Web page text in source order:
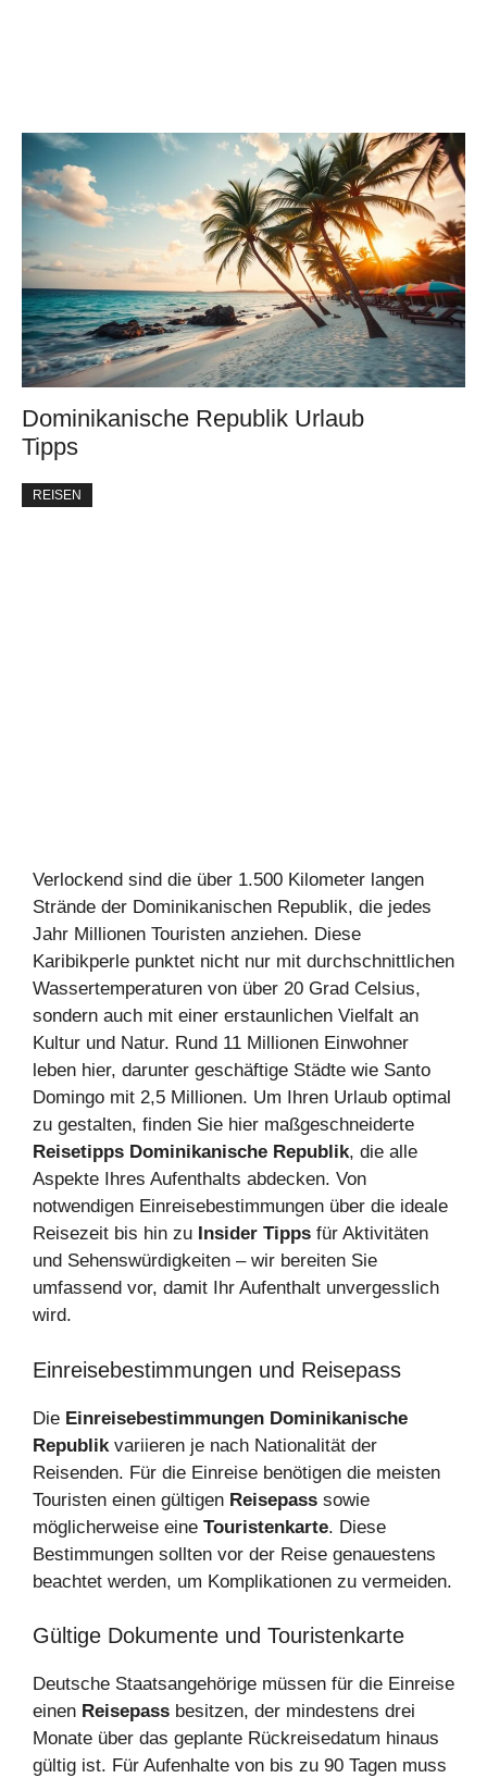
Dominikanische Republik Urlaub
Tipps
REISEN
Verlockend sind die über 1.500 Kilometer langen
Strände der Dominikanischen Republik, die jedes
Jahr Millionen Touristen anziehen. Diese
Karibikperle punktet nicht nur mit durchschnittlichen
Wassertemperaturen von über 20 Grad Celsius,
sondern auch mit einer erstaunlichen Vielfalt an
Kultur und Natur. Rund 11 Millionen Einwohner
leben hier, darunter geschäftige Städte wie Santo
Domingo mit 2,5 Millionen. Um Ihren Urlaub optimal
zu gestalten, finden Sie hier maßgeschneiderte
Reisetipps Dominikanische Republik, die alle
Aspekte Ihres Aufenthalts abdecken. Von
notwendigen Einreisebestimmungen über die ideale
Reisezeit bis hin zu Insider Tipps für Aktivitäten
und Sehenswürdigkeiten – wir bereiten Sie
umfassend vor, damit Ihr Aufenthalt unvergesslich
wird.
Einreisebestimmungen und Reisepass
Die Einreisebestimmungen Dominikanische
Republikvariieren je nach Nationalität der
Reisenden. Für die Einreise benötigen die meisten
Touristen einen gültigen Reisepass sowie
möglicherweise eine Touristenkarte. Diese
Bestimmungen sollten vor der Reise genauestens
beachtet werden, um Komplikationen zu vermeiden.
Gültige Dokumente und Touristenkarte
Deutsche Staatsangehörige müssen für die Einreise
einen Reisepass besitzen, der mindestens drei
Monate über das geplante Rückreisedatum hinaus
gültig ist. Für Aufenhalte von bis zu 90 Tagen muss